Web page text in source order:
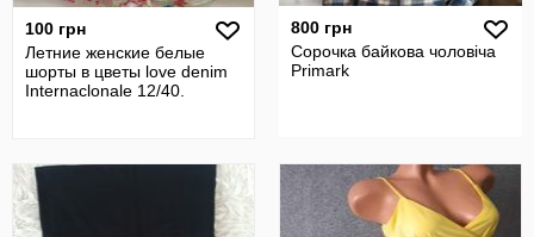
100 грн
Летние женские белые
шорты в цветы love denim
Internaclonale 12/40.
800 грн
Сорочка байкова чоловіча
Primark